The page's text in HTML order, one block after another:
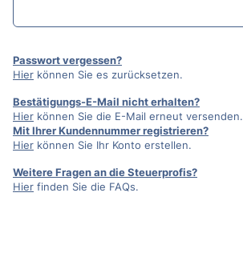
Passwort vergessen?
Hier können Sie es zurücksetzen.
Bestätigungs-E-Mail nicht erhalten?
Hier können Sie die E-Mail erneut versenden.
Mit Ihrer Kundennummer registrieren?
Hier können Sie Ihr Konto erstellen.
Weitere Fragen an die Steuerprofis?
Hier finden Sie die FAQs.